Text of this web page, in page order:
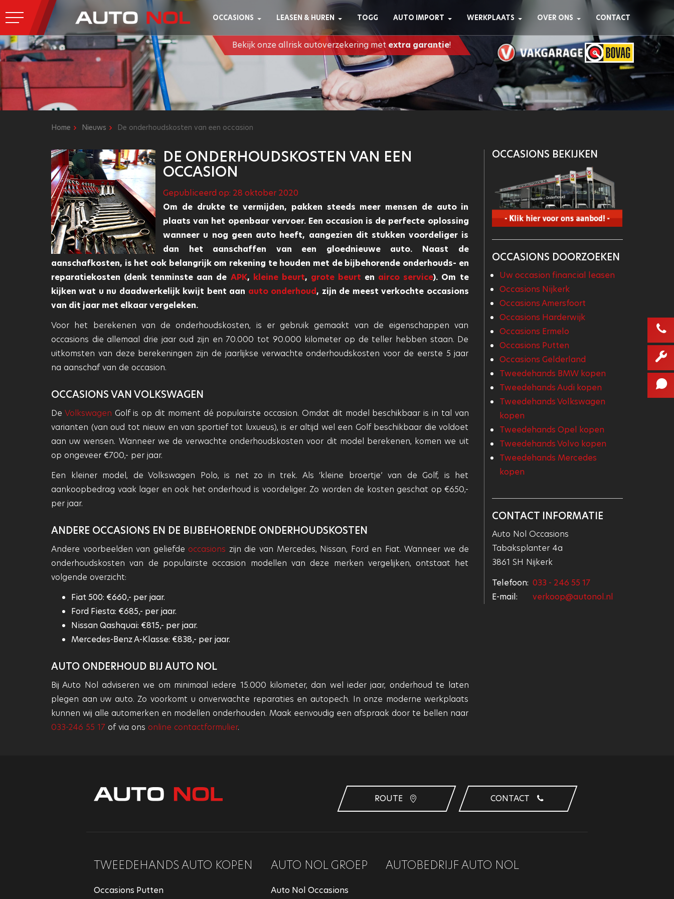
OCCASIONS LEASEN & HUREN TOGG AUTO IMPORT WERKPLAATS OVER ONS CONTACT
Bekijk onze allrisk autoverzekering met extra garantie!
Home Nieuws De onderhoudskosten van een occasion
DE ONDERHOUDSKOSTEN VAN EEN
OCCASION
Gepubliceerd op: 28 oktober 2020
Om de drukte te vermijden, pakken steeds meer mensen de auto in
plaats van het openbaar vervoer. Een occasion is de perfecte oplossing
wanneer u nog geen auto heeft, aangezien dit stukken voordeliger is
dan het aanschaffen van een gloednieuwe auto. Naast de
aanschafkosten, is het ook belangrijk om rekening te houden met de bijbehorende onderhouds- en
reparatiekosten (denk tenminste aan de APK, kleine beurt, grote beurt en airco service). Om te
kijken wat u nu daadwerkelijk kwijt bent aan auto onderhoud, zijn de meest verkochte occasions
van dit jaar met elkaar vergeleken.
Voor het berekenen van de onderhoudskosten, is er gebruik gemaakt van de eigenschappen van
occasions die allemaal drie jaar oud zijn en 70.000 tot 90.000 kilometer op de teller hebben staan. De
uitkomsten van deze berekeningen zijn de jaarlijkse verwachte onderhoudskosten voor de eerste 5 jaar
na aanschaf van de occasion.
OCCASIONS VAN VOLKSWAGEN
De Volkswagen Golf is op dit moment dé populairste occasion. Omdat dit model beschikbaar is in tal van
varianten (van oud tot nieuw en van sportief tot luxueus), is er altijd wel een Golf beschikbaar die voldoet
aan uw wensen. Wanneer we de verwachte onderhoudskosten voor dit model berekenen, komen we uit
op ongeveer €700,- per jaar.
Een kleiner model, de Volkswagen Polo, is net zo in trek. Als ‘kleine broertje’ van de Golf, is het
aankoopbedrag vaak lager en ook het onderhoud is voordeliger. Zo worden de kosten geschat op €650,-
per jaar.
ANDERE OCCASIONS EN DE BIJBEHORENDE ONDERHOUDSKOSTEN
Andere voorbeelden van geliefde occasions zijn die van Mercedes, Nissan, Ford en Fiat. Wanneer we de
onderhoudskosten van de populairste occasion modellen van deze merken vergelijken, ontstaat het
volgende overzicht:
Fiat 500: €660,- per jaar.
Ford Fiesta: €685,- per jaar.
Nissan Qashquai: €815,- per jaar.
Mercedes-Benz A-Klasse: €838,- per jaar.
AUTO ONDERHOUD BIJ AUTO NOL
Bij Auto Nol adviseren we om minimaal iedere 15.000 kilometer, dan wel ieder jaar, onderhoud te laten
plegen aan uw auto. Zo voorkomt u onverwachte reparaties en autopech. In onze moderne werkplaats
kunnen wij alle automerken en modellen onderhouden. Maak eenvoudig een afspraak door te bellen naar
033-246 55 17 of via ons online contactformulier.
OCCASIONS BEKIJKEN
OCCASIONS DOORZOEKEN
Uw occasion financial leasen
Occasions Nijkerk
Occasions Amersfoort
Occasions Harderwijk
Occasions Ermelo
Occasions Putten
Occasions Gelderland
Tweedehands BMW kopen
Tweedehands Audi kopen
Tweedehands Volkswagen
kopen
Tweedehands Opel kopen
Tweedehands Volvo kopen
Tweedehands Mercedes
kopen
CONTACT INFORMATIE
Auto Nol Occasions
Tabaksplanter 4a
3861 SH Nijkerk
Telefoon: 033 - 246 55 17
E-mail:
verkoop@autonol.nl
ROUTE CONTACT
TWEEDEHANDS AUTO KOPEN
Occasions Putten
AUTO NOL GROEP
Auto Nol Occasions
AUTOBEDRIJF AUTO NOL